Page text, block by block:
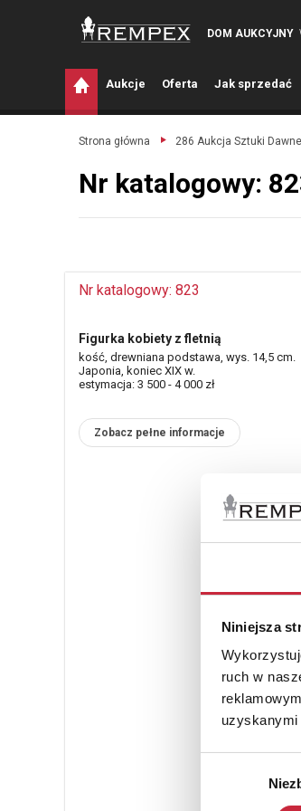
Niniejsza
ruch w
uzyskanymi
DOM AUKCYJNY
Aukcje Oferta Jak sprzedać
Strona główna 286 Aukcja Sztuki
Nr katalogowy:
Nr katalogowy: 823
Figurka kobiety z fletnią
kość, drewniana podstawa, wys. 14,5 cm.
Japonia, koniec XIX w.
estymacja: 3 500 - 4 000 zł
Zobacz pełne informacje